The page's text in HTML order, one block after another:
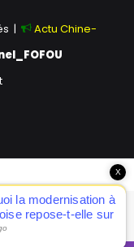
|
Actu Chine-
X
la modernisation à
repose-t-elle sur